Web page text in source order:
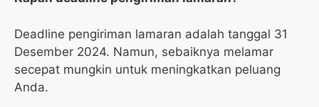
Deadline pengiriman lamaran adalah tanggal 31
Desember 2024. Namun, sebaiknya melamar
secepat mungkin untuk meningkatkan peluang
Anda.